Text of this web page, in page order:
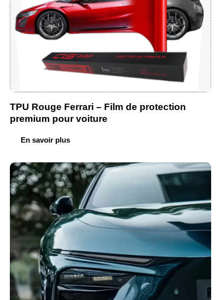
TPU Rouge Ferrari – Film de protection
premium pour voiture
En savoir plus